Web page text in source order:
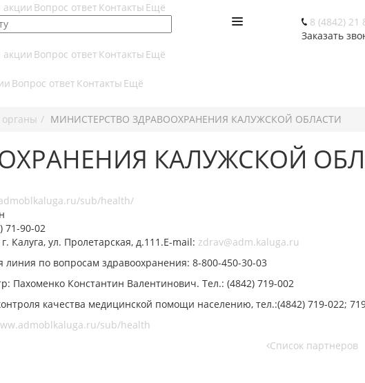
акции Вопрос ответ Контакты Ещё
8 (4842) 21
Заказать
акции Вопрос ответ Контакты Ещё
Вопрос ответ Контакты Ещё
МИНИСТЕРСТВО ЗДРАВООХРАНЕНИЯ КАЛУЖСКОЙ ОБЛАСТИ
КАЛУЖСКОЙ
sub/health/
71-90-02
Калуга, ул. Пролетарская, д.111.E-mail: zdrav@adm.kaluga.ru
линия по вопросам здравоохранения: 8-800-450-30-03
Пахоменко Константин Валентинович. Тел.: (4842) 719-002
качества медицинской помощи населению, тел.:(4842) 719-022;
sub/health
Список партнеров